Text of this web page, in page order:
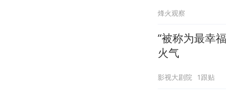
烽火观察
“被称为最幸
火气
影视大剧院 1跟贴